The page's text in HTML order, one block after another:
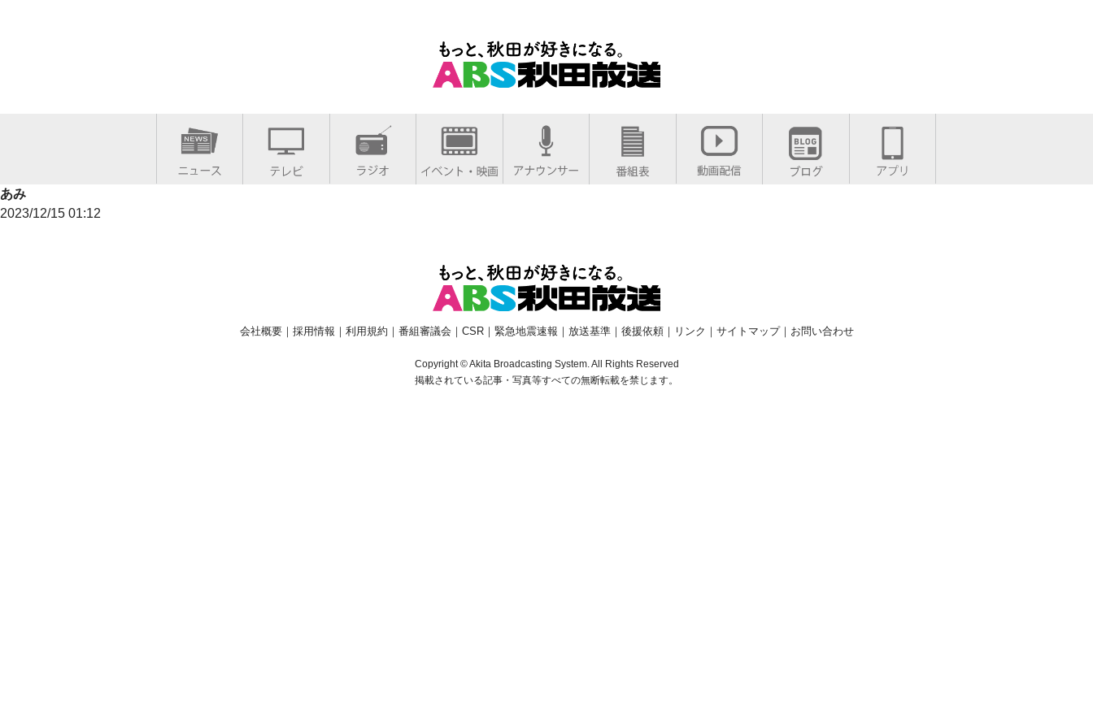
あみ
2023/12/15 01:12
会社概要｜ 採用情報 ｜ 利用規約 ｜ 番組審議会 ｜ CSR｜ 緊急地震速報 ｜ 放送基準｜ 後援依頼｜ リンク ｜ サイトマップ｜ お問い合わせ
Copyright © Akita Broadcasting System. All Rights Reserved
掲載されている記事・写真等すべての無断転載を禁じます。